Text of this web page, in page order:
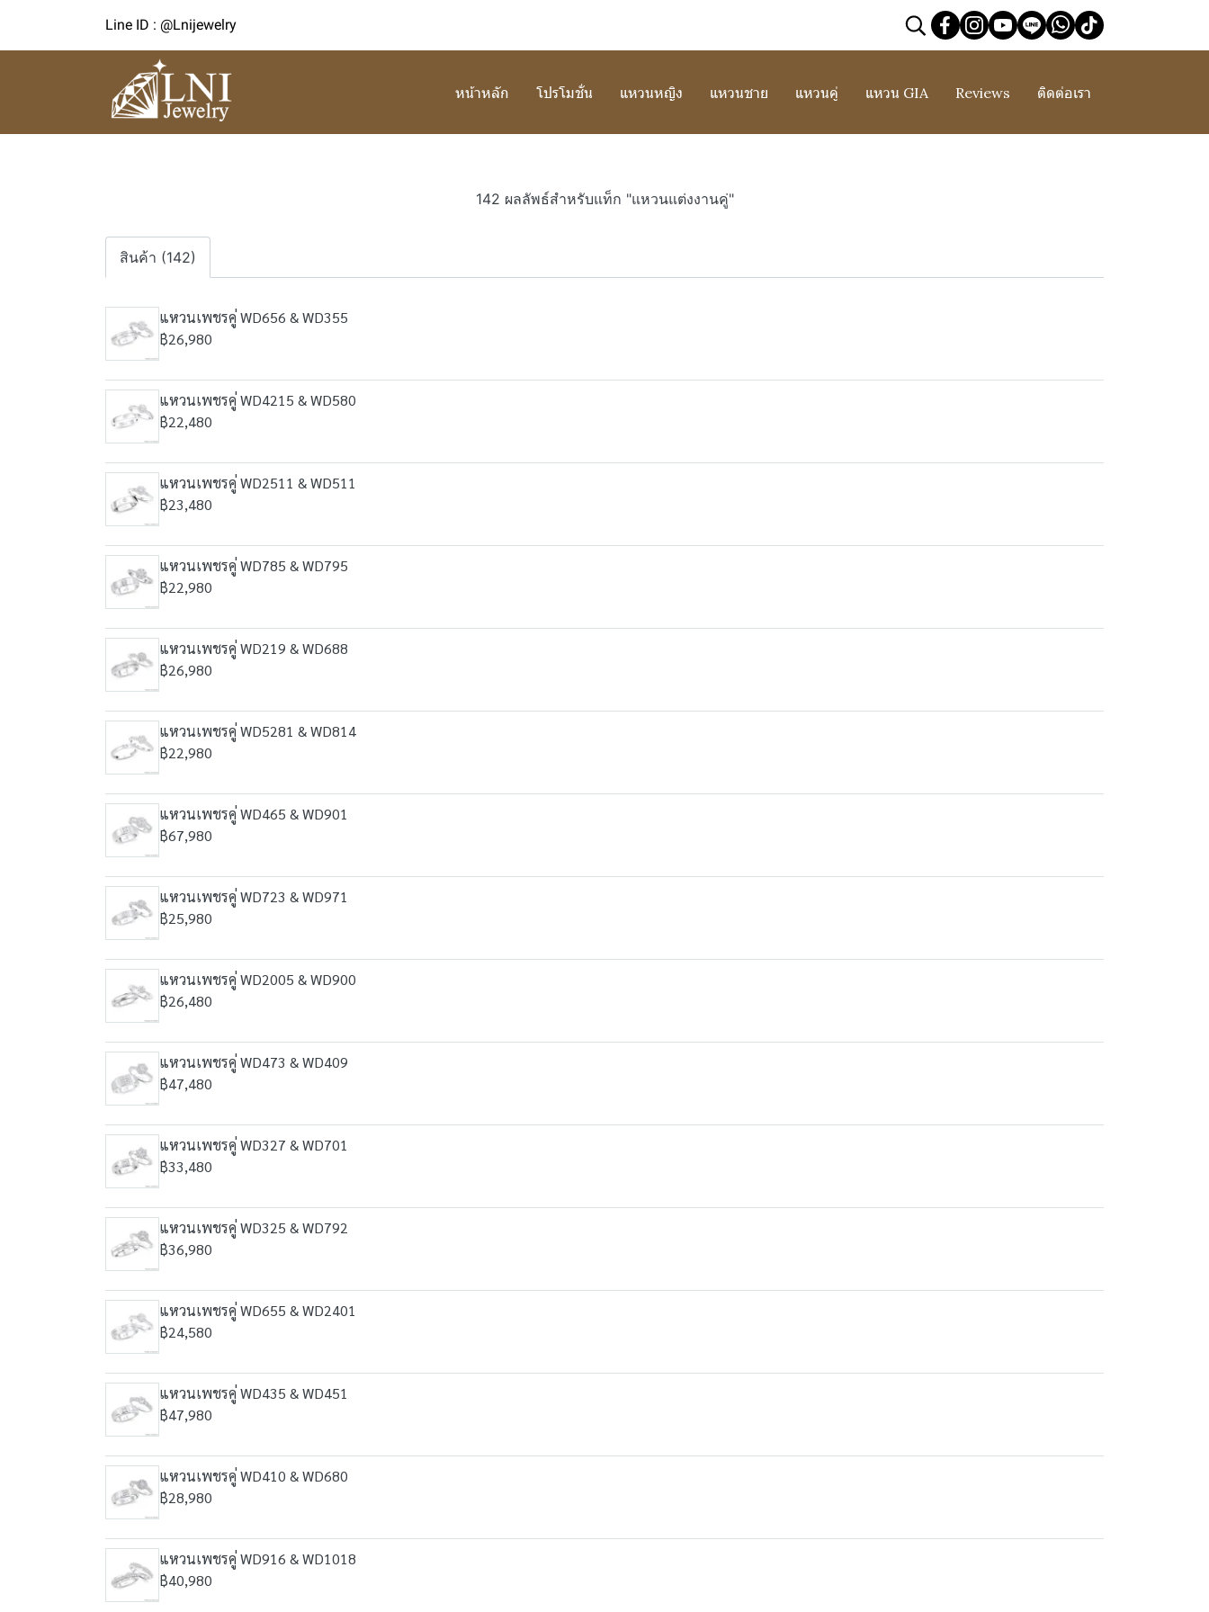
Line ID : @Lnijewelry
หน้าหลัก โปรโมชั่น แหวนหญิง แหวนชาย แหวนคู่ แหวน GIA Reviews ติดต่อเรา
142 ผลลัพธ์สำหรับแท็ก "แหวนแต่งงานคู่"
สินค้า (142)
แหวนเพชรคู่ WD656 & WD355
฿26,980
แหวนเพชรคู่ WD4215 & WD580
฿22,480
แหวนเพชรคู่ WD2511 & WD511
฿23,480
แหวนเพชรคู่ WD785 & WD795
฿22,980
แหวนเพชรคู่ WD219 & WD688
฿26,980
แหวนเพชรคู่ WD5281 & WD814
฿22,980
แหวนเพชรคู่ WD465 & WD901
฿67,980
แหวนเพชรคู่ WD723 & WD971
฿25,980
แหวนเพชรคู่ WD2005 & WD900
฿26,480
แหวนเพชรคู่ WD473 & WD409
฿47,480
แหวนเพชรคู่ WD327 & WD701
฿33,480
แหวนเพชรคู่ WD325 & WD792
฿36,980
แหวนเพชรคู่ WD655 & WD2401
฿24,580
แหวนเพชรคู่ WD435 & WD451
฿47,980
แหวนเพชรคู่ WD410 & WD680
฿28,980
แหวนเพชรคู่ WD916 & WD1018
฿40,980